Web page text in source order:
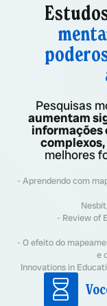
Pesquisas
aumentam
informações
complexos,
melhores
- Aprendendo com
- Review of
- O efeito do
e
Innovations in